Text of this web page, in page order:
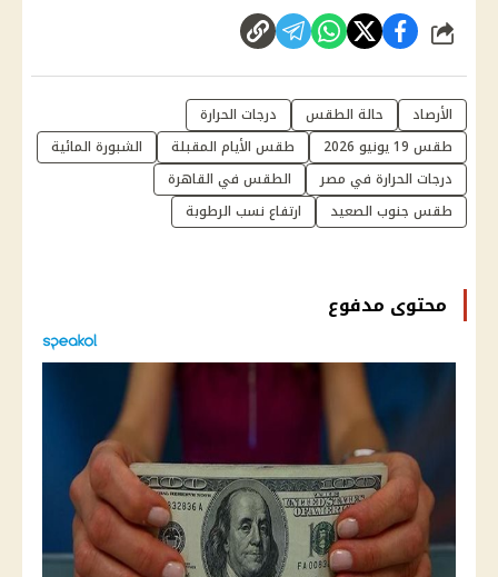
شارك
الأرصاد حالة الطقس
درجات الحرارة
طقس 19 يونيو 2026
طقس الأيام المقبلة
الشبورة المائية
درجات الحرارة في مصر
الطقس في القاهرة
طقس جنوب الصعيد
ارتفاع نسب الرطوبة
محتوى مدفوع